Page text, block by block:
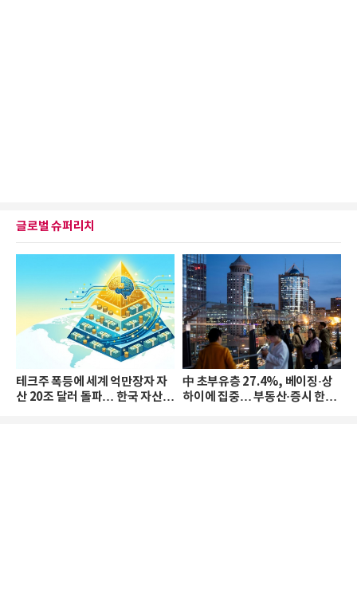
글로벌 슈퍼리치
테크주 폭등에 세계 억만장자 자
산 20조 달러 돌파… 한국 자산
中 초부유층 27.4%, 베이징·상
하이에 집중… 부동산·증시 한파